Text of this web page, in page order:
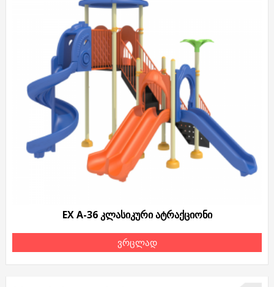
EX A-36 კლასიკური ატრაქციონი
ვრცლად